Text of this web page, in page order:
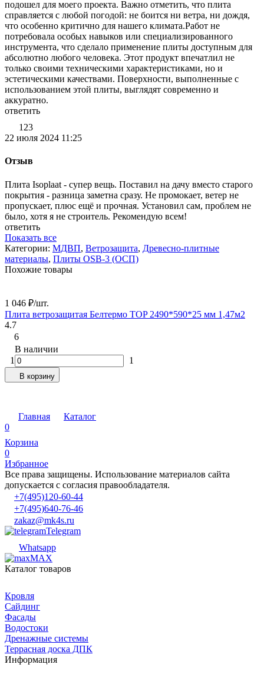
подошел для моего проекта. Важно отметить, что плита
справляется с любой погодой: не боится ни ветра, ни дождя,
что особенно критично для нашего климата.Работ не
потребовала особых навыков или специализированного
инструмента, что сделало применение плиты доступным для
абсолютно любого человека. Этот продукт впечатлил не
только своими техническими характеристиками, но и
эстетическими качествами. Поверхности, выполненные с
использованием этой плиты, выглядят современно и
аккуратно.
ответить
123
22 июля 2024 11:25
Отзыв
Плита Isoplaat - супер вещь. Поставил на дачу вместо старого
покрытия - разница заметна сразу. Не промокает, ветер не
пропускает, плюс ещё и прочная. Установил сам, проблем не
было, хотя я не строитель. Рекомендую всем!
ответить
Показать все
Категории: МДВП, Ветрозащита, Древесно-плитные
материалы, Плиты OSB-3 (ОСП)
Похожие товары
1 046 ₽/шт.
Плита ветрозащитая Белтермо TOP 2490*590*25 мм 1,47м2
4.7
6
В наличии
1
1
В корзину
Главная
Каталог
0
Корзина
0
Избранное
Все права защищены. Использование материалов сайта
допускается с согласия правообладателя.
+7(495)120-60-44
+7(495)640-76-46
zakaz@mk4s.ru
Telegram
Whatsapp
MAX
Каталог товаров
Кровля
Сайдинг
Фасады
Водостоки
Дренажные системы
Террасная доска ДПК
Информация